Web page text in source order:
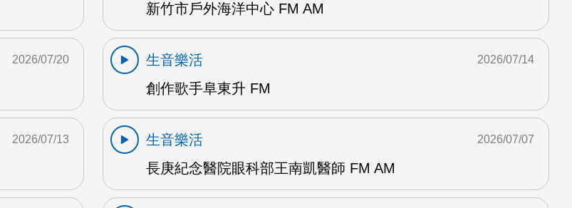
新竹市戶外海洋中心 FM AM
2026/07/20
生音樂活
創作歌手阜東升 FM
2026/07/14
2026/07/13
生音樂活
長庚紀念醫院眼科部王南凱醫師 FM AM
2026/07/07